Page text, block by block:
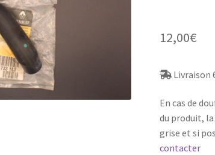
12,00€
Livraison
En cas de
du produit,
grise et si
contacter